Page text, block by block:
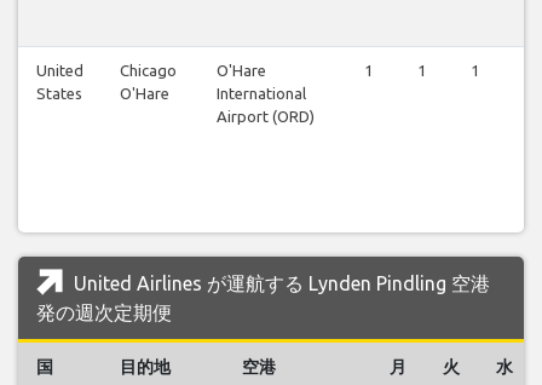
United
States
Chicago
O'Hare
O'Hare
International
Airport (ORD)
1 1 1
United Airlines が運航する Lynden Pindling 空港
発の週次定期便
国 目的地 空港 月 火 水